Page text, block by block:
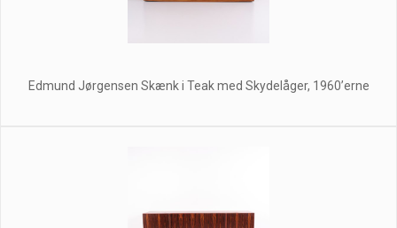
Edmund Jørgensen Skænk i Teak med Skydelåger, 1960’erne